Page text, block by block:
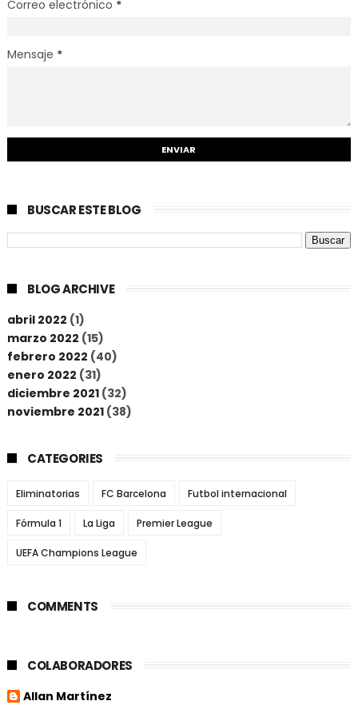
Correo electrónico *
Mensaje *
BUSCAR ESTE BLOG
BLOG ARCHIVE
abril 2022 (1)
marzo 2022 (15)
febrero 2022 (40)
enero 2022 (31)
diciembre 2021(32)
noviembre 2021(38)
CATEGORIES
Eliminatorias FC Barcelona Futbol internacional
Fórmula 1 La Liga Premier League
UEFA Champions League
COMMENTS
COLABORADORES
Allan Martínez